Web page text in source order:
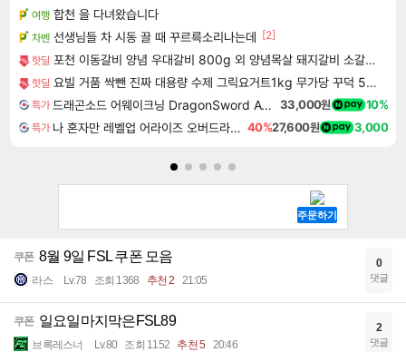
여행 합천 을 다녀왔습니다
차벤 선생님들 차 시동 끌 때 꾸르륵소리나는데 [2]
핫딜 포천 이동갈비 양념 우대갈비 800g 외 양념목살 돼지갈비 소갈비 모음전
핫딜 요빌 거품 싹뺀 진짜 대용량 수제 그릭요거트1kg 무가당 꾸덕 5종 중 택1
특가 드래곤소드 어웨이크닝 DragonSword Awakening 33,000원 10%
특가 나 혼자만 레벨업 어라이즈 오버드라이브 Solo Leveling Arise 40%27,600원 3,000
쿠폰 8월 9일 FSL 쿠폰 모음
라스 Lv.78 조회 1368 추천 2 21:05
0
댓글
쿠폰 일요일마지막은FSL89
브록레스너 Lv.80 조회 1152 추천 5 20:46
2
댓글